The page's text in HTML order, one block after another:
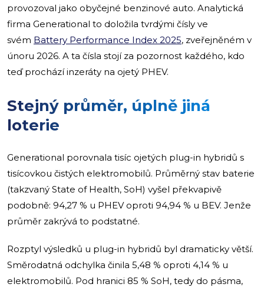
provozoval jako obyčejné benzinové auto. Analytická
firma Generational to doložila tvrdými čísly ve
svém Battery Performance Index 2025, zveřejněném v
únoru 2026. A ta čísla stojí za pozornost každého, kdo
teď prochází inzeráty na ojetý PHEV.
Stejný průměr, úplně jiná
loterie
Generational porovnala tisíc ojetých plug-in hybridů s
tisícovkou čistých elektromobilů. Průměrný stav baterie
(takzvaný State of Health, SoH) vyšel překvapivě
podobně: 94,27 % u PHEV oproti 94,94 % u BEV. Jenže
průměr zakrývá to podstatné.
Rozptyl výsledků u plug-in hybridů byl dramaticky větší.
Směrodatná odchylka činila 5,48 % oproti 4,14 % u
elektromobilů. Pod hranici 85 % SoH, tedy do pásma,